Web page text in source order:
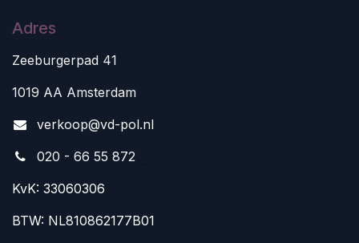
Adres
Zeeburgerpad 41
1019 AA Amsterdam
verkoop@vd-pol.nl
020 - 66 55 872
KvK: 33060306
BTW: NL810862177B01